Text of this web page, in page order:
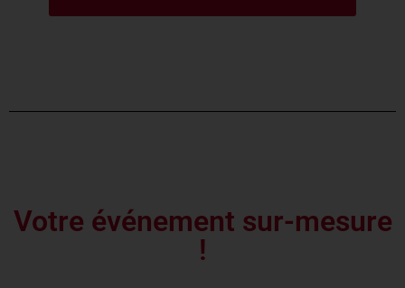
Votre événement sur-mesure
!